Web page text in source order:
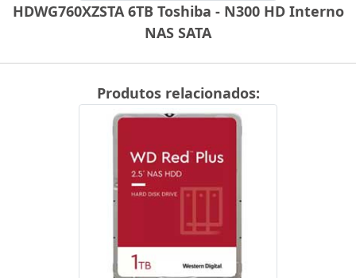
HDWG760XZSTA 6TB Toshiba - N300 HD Interno
NAS SATA
Produtos relacionados: